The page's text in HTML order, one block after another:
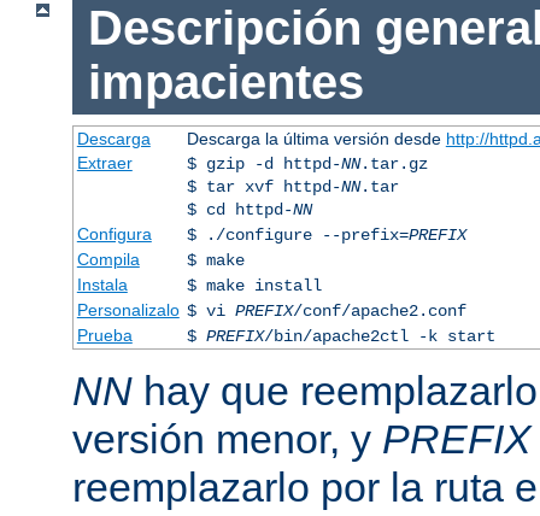
Descripción
impacientes
Descarga Descarga la última versión desde http://
Extraer
$ gzip -d httpd-NN.tar.gz
$ tar xvf httpd-NN.tar
$ cd httpd-NN
Configura
$ ./configure --prefix=PREFIX
Compila
$ make
Instala
$ make install
Personalizalo $ vi PREFIX/conf/apache2.conf
Prueba
$ PREFIX/bin/apache2ctl -k start
NN hay que
versión menor, y PREFIX
reemplazarlo por la ruta